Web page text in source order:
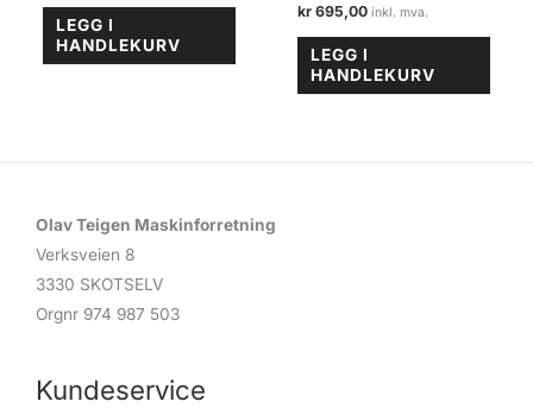
LEGG I
HANDLEKURV
kr 695,00
LEGG I
HANDLEKURV
Olav Teigen Maskinforretning
Verksveien 8
3330 SKOTSELV
Orgnr 974 987 503
Kundeservice